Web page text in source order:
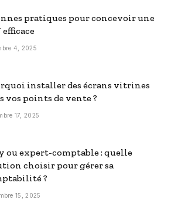
pratiques pour concevoir une
efficace
4, 2025
installer des écrans vitrines
vos points de vente ?
17, 2025
ou expert-comptable : quelle
choisir pour gérer sa
?
15, 2025